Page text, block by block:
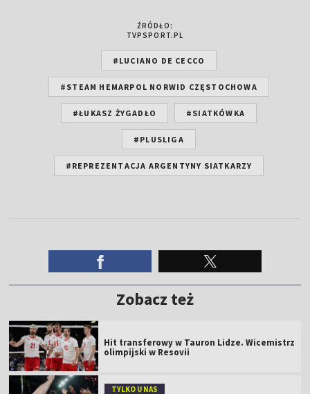
ŹRÓDŁO:
TVPSPORT.PL
#LUCIANO DE CECCO
#STEAM HEMARPOL NORWID CZĘSTOCHOWA
#ŁUKASZ ŻYGADŁO #SIATKÓWKA
#PLUSLIGA
#REPREZENTACJA ARGENTYNY SIATKARZY
Zobacz też
Hit transferowy w Tauron Lidze. Wicemistrz
olimpijski w Resovii
TYLKO U NAS